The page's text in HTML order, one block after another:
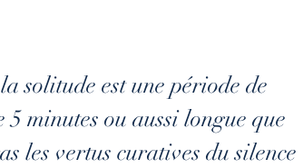
solitude est une période de
minutes ou aussi longue que
les vertus curatives du silence